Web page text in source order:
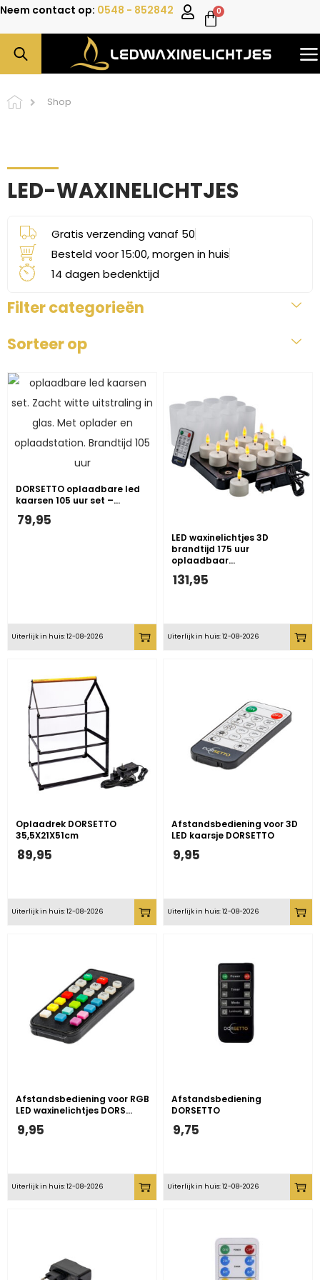
Neem contact op: 0548 - 852842 0
Shop
LED-WAXINELICHTJES
Gratis verzending vanaf 50
Besteld voor 15:00, morgen in huis
14 dagen bedenktijd
Filter categorieën
Sorteer op
DORSETTO oplaadbare led
kaarsen 105 uur set –…
79,95
Uiterlijk in huis: 12-08-2026
LED waxinelichtjes 3D
brandtijd 175 uur
oplaadbaar…
131,95
Uiterlijk in huis: 12-08-2026
Oplaadrek DORSETTO
35,5X21X51cm
89,95
Uiterlijk in huis: 12-08-2026
Afstandsbediening voor 3D
LED kaarsje DORSETTO
9,95
Uiterlijk in huis: 12-08-2026
Afstandsbediening voor RGB
LED waxinelichtjes DORS…
9,95
Uiterlijk in huis: 12-08-2026
Afstandsbediening
DORSETTO
9,75
Uiterlijk in huis: 12-08-2026